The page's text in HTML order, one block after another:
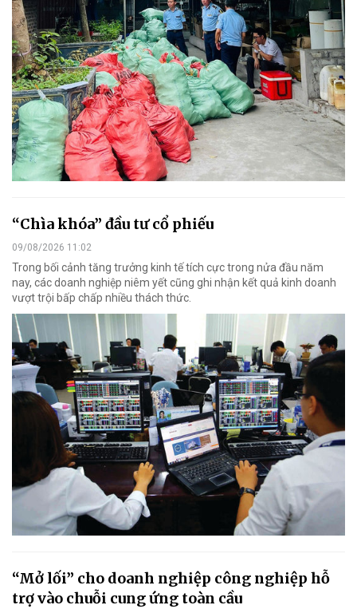
“Chìa khóa” đầu tư cổ phiếu
09/08/2026 11:02
Trong bối cảnh tăng trưởng kinh tế tích cực trong nửa đầu năm
nay, các doanh nghiệp niêm yết cũng ghi nhận kết quả kinh doanh
vượt trội bấp chấp nhiều thách thức.
“Mở lối” cho doanh nghiệp công nghiệp hỗ
trợ vào chuỗi cung ứng toàn cầu